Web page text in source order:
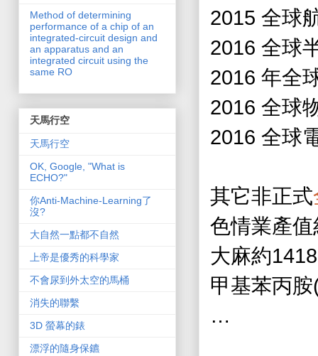
2015 全球
2016 全球
2016 年全
2016 全球
2016 全球
其它非正式
色情業產值
大麻約
甲基苯丙胺
…
Method of determining
performance of a chip of an
integrated-circuit design and
an apparatus and an
integrated circuit using the
same RO
天馬行空
天馬行空
OK, Google, "What is
ECHO?"
你Anti-Machine-Learning了
沒?
大自然一點都不自然
上帝是優秀的科學家
不會尿到外太空的馬桶
消失的聯繫
3D 螢幕的錶
漂浮的隨身保鑣